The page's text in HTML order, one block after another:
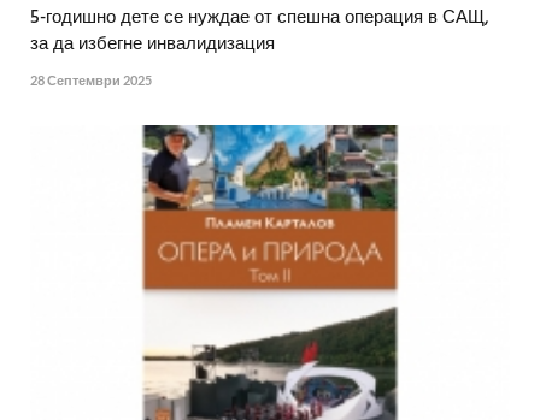
5-годишно дете се нуждае от спешна операция в САЩ,
за да избегне инвалидизация
28 Септември 2025